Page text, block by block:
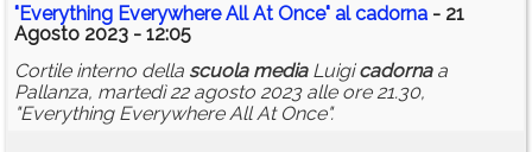
"Everything Everywhere All At Once" alcadorna - 21
Agosto 2023 - 12:05
Cortile interno della scuola mediaLuigicadornaa
Pallanza, martedì 22 agosto 2023 alle ore 21.30,
"Everything Everywhere All At Once".